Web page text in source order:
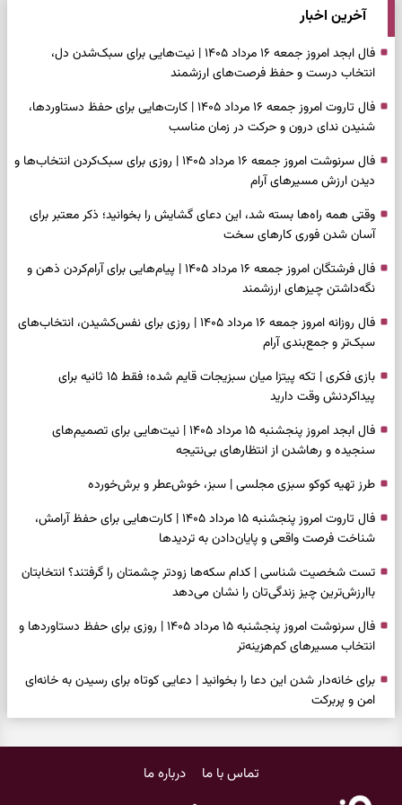
آخرین اخبار
فال ابجد امروز جمعه ۱۶ مرداد ۱۴۰۵ | نیت‌هایی برای سبک‌شدن دل،
انتخاب درست و حفظ فرصت‌های ارزشمند
فال تاروت امروز جمعه ۱۶ مرداد ۱۴۰۵ | کارت‌هایی برای حفظ دستاوردها،
شنیدن ندای درون و حرکت در زمان مناسب
فال سرنوشت امروز جمعه ۱۶ مرداد ۱۴۰۵ | روزی برای سبک‌کردن انتخاب‌ها و
دیدن ارزش مسیرهای آرام
وقتی همه راه‌ها بسته شد، این دعای گشایش را بخوانید؛ ذکر معتبر برای
آسان شدن فوری کارهای سخت
فال فرشتگان امروز جمعه ۱۶ مرداد ۱۴۰۵ | پیام‌هایی برای آرام‌کردن ذهن و
نگه‌داشتن چیزهای ارزشمند
فال روزانه امروز جمعه ۱۶ مرداد ۱۴۰۵ | روزی برای نفس‌کشیدن، انتخاب‌های
سبک‌تر و جمع‌بندی آرام
بازی فکری | تکه پیتزا میان سبزیجات قایم شده؛ فقط ۱۵ ثانیه برای
پیداکردنش وقت دارید
فال ابجد امروز پنجشنبه ۱۵ مرداد ۱۴۰۵ | نیت‌هایی برای تصمیم‌های
سنجیده و رهاشدن از انتظارهای بی‌نتیجه
طرز تهیه کوکو سبزی مجلسی | سبز، خوش‌عطر و برش‌خورده
فال تاروت امروز پنجشنبه ۱۵ مرداد ۱۴۰۵ | کارت‌هایی برای حفظ آرامش،
شناخت فرصت واقعی و پایان‌دادن به تردیدها
تست شخصیت شناسی | کدام سکه‌ها زودتر چشمتان را گرفتند؟ انتخابتان
باارزش‌ترین چیز زندگی‌تان را نشان می‌دهد
فال سرنوشت امروز پنجشنبه ۱۵ مرداد ۱۴۰۵ | روزی برای حفظ دستاوردها و
انتخاب مسیرهای کم‌هزینه‌تر
برای خانه‌دار شدن این دعا را بخوانید | دعایی کوتاه برای رسیدن به خانه‌ای
امن و پربرکت
تماس با ما درباره ما